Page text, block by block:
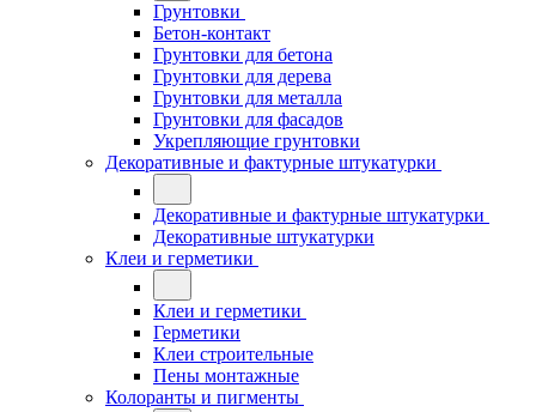
Грунтовки
Бетон-контакт
Грунтовки для бетона
Грунтовки для дерева
Грунтовки для металла
Грунтовки для фасадов
Укрепляющие грунтовки
Декоративные и фактурные штукатурки
Декоративные и фактурные штукатурки
Декоративные штукатурки
Клеи и герметики
Клеи и герметики
Герметики
Клеи строительные
Пены монтажные
Колоранты и пигменты